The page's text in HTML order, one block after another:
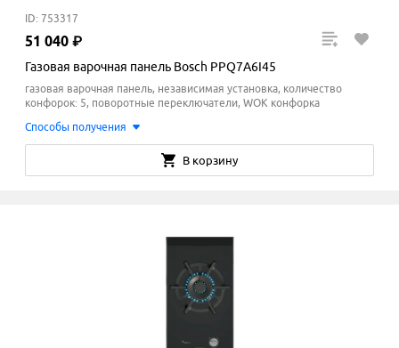
ID: 753317
51 040 ₽
Газовая варочная панель Bosch PPQ7A6I45
газовая варочная панель, независимая установка, количество
конфорок: 5, поворотные переключатели, WOK конфорка
Способы получения
В корзину